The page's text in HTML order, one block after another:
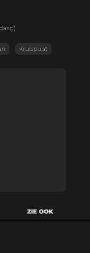
kruispunt
ZIE OOK